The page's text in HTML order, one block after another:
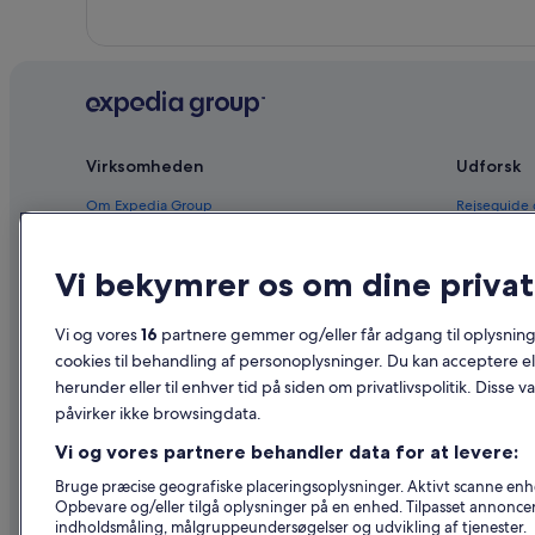
Virksomheden
Om Expedia Group
Registrer dit overnatningssted
Nyhedsrum
Reklame
Udforsk
Rejseguide
Flyrejser –
Billeje i
Vi bekymrer os om dine
Vi og vores16 partnere gemmer og/eller får adgang til
cookies til behandling af personoplysninger. Du kan acceptere
herunder eller til enhver tid på siden om privatlivspolitik. Disse
påvirker ikke browsingdata.
Vi og vores partnere behandler data for at levere:
Bruge præcise geografiske placeringsoplysninger. Aktivt scanne
Opbevare og/eller tilgå oplysninger på en enhed. Tilpasset
indholdsmåling, målgruppeundersøgelser og udvikling af tjenester.